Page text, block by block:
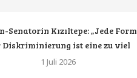
Senatorin Kızıltepe: „Jede Form
Diskriminierung ist eine zu viel
1 Juli 2026